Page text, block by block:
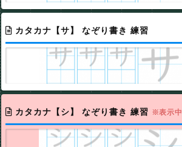
カタカナ【サ】 なぞり書き 練習
カタカナ【シ】 なぞり書き 練習 ※表示中